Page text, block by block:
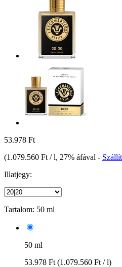
53.978 Ft
(1.079.560 Ft / l, 27% áfával -
Illatjegy:
Tartalom: 50 ml
50 ml
53.978 Ft (1.079.560 Ft / l)